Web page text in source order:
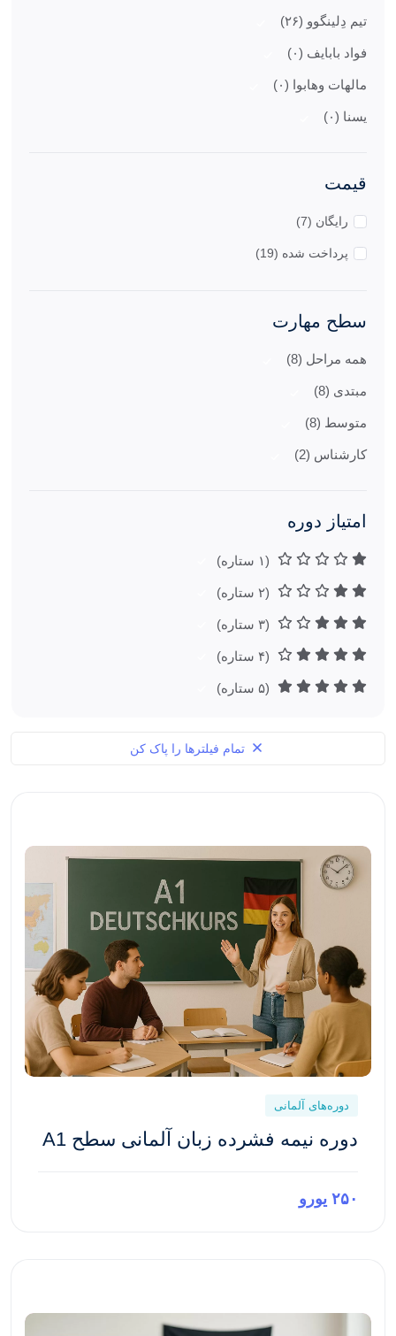
تیم دِلینگوو (۲۶)
فواد بابایف (۰)
مالهات وهابوا (۰)
یسنا (۰)
قیمت
رایگان (7)
پرداخت شده (19)
سطح مهارت
همه مراحل (8)
مبتدی (8)
متوسط (8)
کارشناس (2)
امتیاز دوره
(۱ ستاره)
(۲ ستاره)
(۳ ستاره)
(۴ ستاره)
(۵ ستاره)
تمام فیلترها را پاک کن
دوره‌های آلمانی
دوره نیمه فشرده زبان آلمانی سطح A1
۲۵۰ یورو